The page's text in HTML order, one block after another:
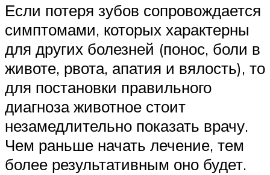
Если потеря зубов сопровождается
симптомами, которых характерны
для других болезней (понос, боли в
животе, рвота, апатия и вялость), то
для постановки правильного
диагноза животное стоит
незамедлительно показать врачу.
Чем раньше начать лечение, тем
более результативным оно будет.